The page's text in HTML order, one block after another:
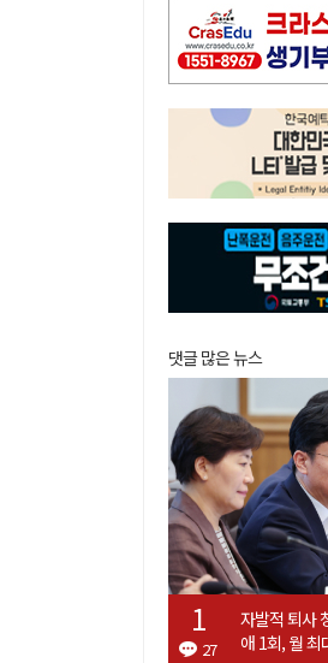
댓글 많은 뉴스
27
자발적 퇴사
애 1회, 월 최